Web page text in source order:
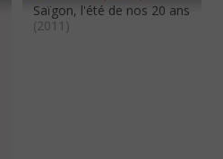
Saïgon, l'été de nos 20 ans
(2011)